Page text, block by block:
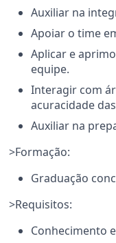
Auxiliar na
Apoiar o time
Aplicar e
equipe.
Interagir com
acuracidade
Auxiliar na
>Formação:
Graduação
>Requisitos:
Conhecimento